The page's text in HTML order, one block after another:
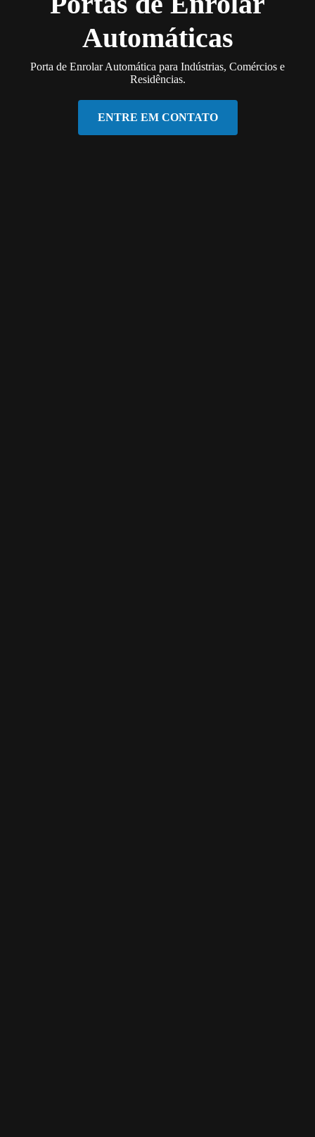
Automáticas
Porta de Enrolar Automática para Indústrias, Comércios e
Residências.
ENTRE EM CONTATO